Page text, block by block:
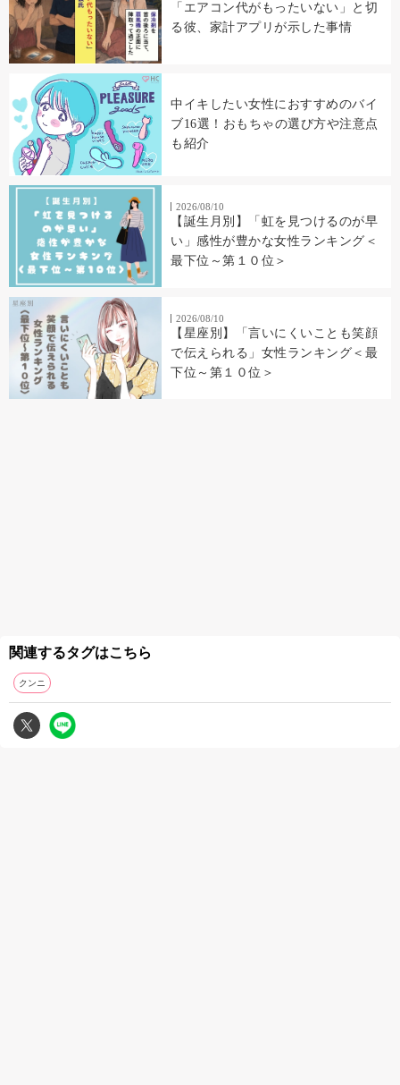
「エアコン代がもったいない」と切
る彼、家計アプリが示した事情
中イキしたい女性におすすめのバイ
ブ16選！おもちゃの選び方や注意点
も紹介
2026/08/10
【誕生月別】「虹を見つけるのが早
い」感性が豊かな女性ランキング＜
最下位～第１０位＞
2026/08/10
【星座別】「言いにくいことも笑顔
で伝えられる」女性ランキング＜最
下位～第１０位＞
関連するタグはこちら
クンニ